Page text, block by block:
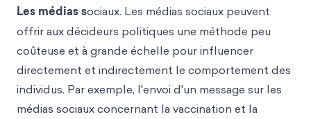
Les médias sociaux. Les médias sociaux peuvent
offrir aux décideurs politiques une méthode peu
coûteuse et à grande échelle pour influencer
directement et indirectement le comportement des
individus. Par exemple, l'envoi d'un message sur les
médias sociaux concernant la vaccination et la